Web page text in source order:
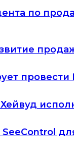
по
провести